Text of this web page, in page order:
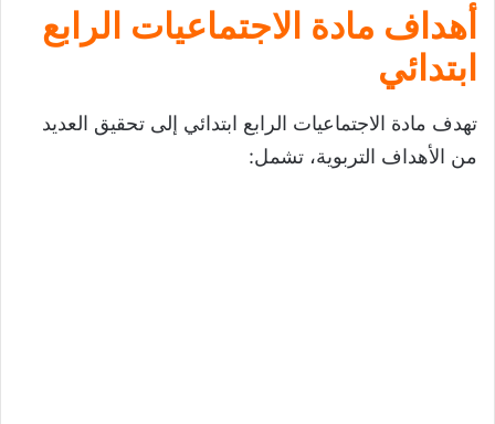
أهداف مادة الاجتماعيات الرابع
ابتدائي
تهدف مادة الاجتماعيات الرابع ابتدائي إلى تحقيق العديد
من الأهداف التربوية، تشمل: